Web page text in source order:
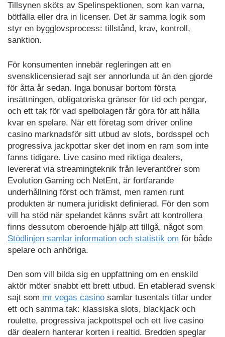
Tillsynen sköts av Spelinspektionen, som kan varna,
bötfälla eller dra in licenser. Det är samma logik som
styr en bygglovsprocess: tillstånd, krav, kontroll,
sanktion.
För konsumenten innebär regleringen att en
svensklicensierad sajt ser annorlunda ut än den gjorde
för åtta år sedan. Inga bonusar bortom första
insättningen, obligatoriska gränser för tid och pengar,
och ett tak för vad spelbolagen får göra för att hålla
kvar en spelare. När ett företag som driver online
casino marknadsför sitt utbud av slots, bordsspel och
progressiva jackpottar sker det inom en ram som inte
fanns tidigare. Live casino med riktiga dealers,
levererat via streamingteknik från leverantörer som
Evolution Gaming och NetEnt, är fortfarande
underhållning först och främst, men ramen runt
produkten är numera juridiskt definierad. För den som
vill ha stöd när spelandet känns svårt att kontrollera
finns dessutom oberoende hjälp att tillgå, något som
Stödlinjen samlar information och statistik om för både
spelare och anhöriga.
Den som vill bilda sig en uppfattning om en enskild
aktör möter snabbt ett brett utbud. En etablerad svensk
sajt som mr vegas casino samlar tusentals titlar under
ett och samma tak: klassiska slots, blackjack och
roulette, progressiva jackpottspel och ett live casino
där dealern hanterar korten i realtid. Bredden speglar